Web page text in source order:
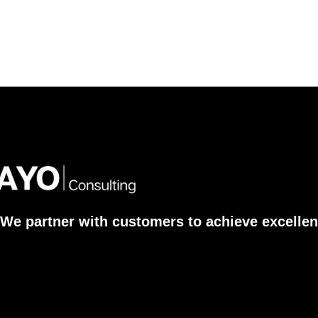
We partner with customers to achieve